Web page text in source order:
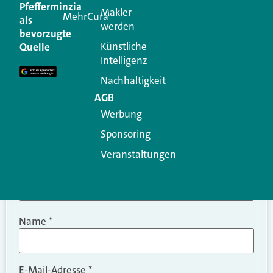
Ihre E-Mail-Adresse wird nicht veröffentlicht.
Erforderliche Felder sind mit
Kommentar
Name *
E-Mail-Adresse *
Pfefferminzia
als
bevorzugte
Quelle
MehrCuraMakler
werden
Künstliche
Intelligenz
Nachhaltigkeit
AGB
Werbung
Sponsoring
Veranstaltungen